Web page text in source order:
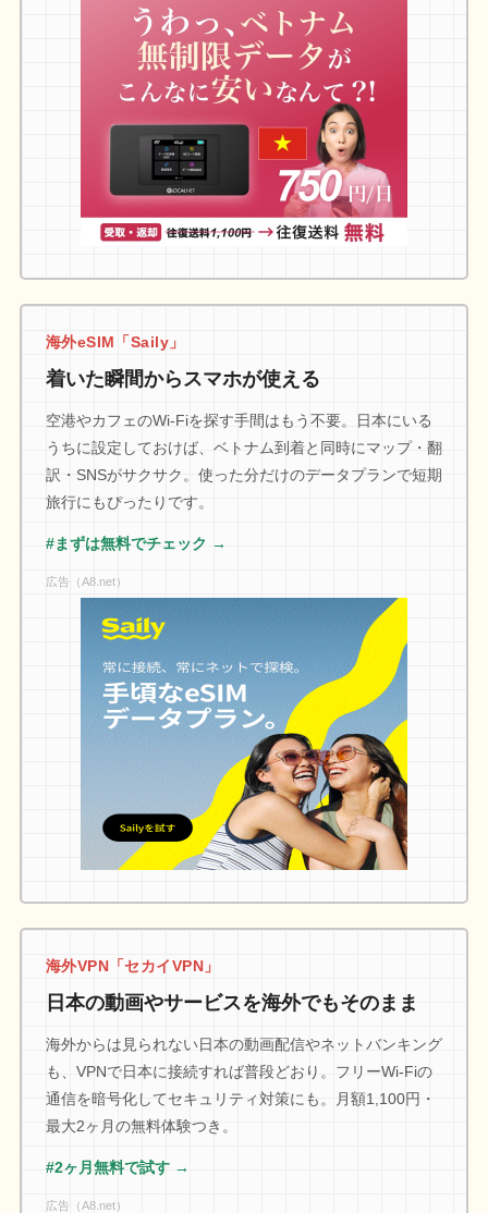
海外eSIM「Saily」
着いた瞬間からスマホが使える
空港やカフェのWi-Fiを探す手間はもう不要。日本にいる
うちに設定しておけば、ベトナム到着と同時にマップ・翻
訳・SNSがサクサク。使った分だけのデータプランで短期
旅行にもぴったりです。
#まずは無料でチェック →
広告（A8.net）
海外VPN「セカイVPN」
日本の動画やサービスを海外でもそのまま
海外からは見られない日本の動画配信やネットバンキング
も、VPNで日本に接続すれば普段どおり。フリーWi-Fiの
通信を暗号化してセキュリティ対策にも。月額1,100円・
最大2ヶ月の無料体験つき。
#2ヶ月無料で試す →
広告（A8.net）